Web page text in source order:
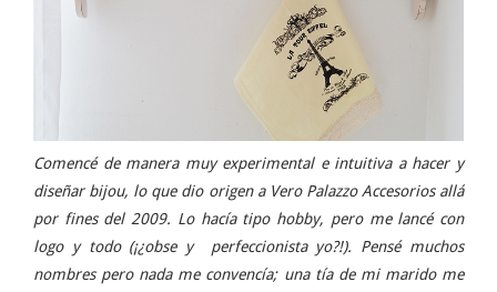
Comencé de manera muy experimental e intuitiva a hacer y
diseñar bijou, lo que dio origen a Vero Palazzo Accesorios allá
por fines del 2009. Lo hacía tipo hobby, pero me lancé con
logo y todo (¡¿obse y perfeccionista yo?!). Pensé muchos
nombres pero nada me convencía; una tía de mi marido me